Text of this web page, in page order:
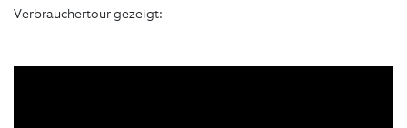
Verbrauchertour gezeigt: